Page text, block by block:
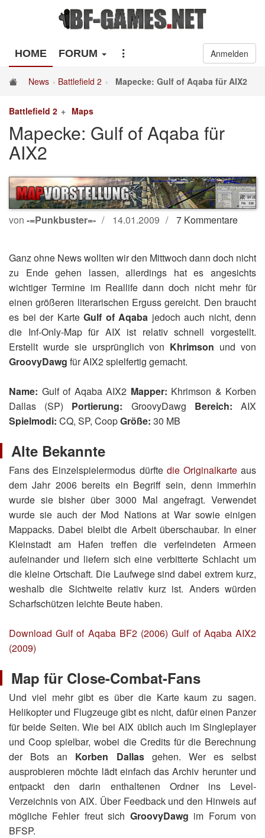
HOME FORUM Anmelden
News Battlefield 2 Mapecke: Gulf of Aqaba für AIX2
Battlefield 2 Maps
Mapecke: Gulf of Aqaba für
AIX2
von -=Punkbuster=- 14.01.2009 7 Kommentare
Ganz ohne News wollten wir den Mittwoch dann doch nicht
zu Ende gehen lassen, allerdings hat es angesichts
wichtiger Termine im Reallife dann doch nicht mehr für
einen größeren literarischen Erguss gereicht. Den braucht
es bei der Karte Gulf of Aqaba jedoch auch nicht, denn
die Inf-Only-Map für AIX ist relativ schnell vorgestellt.
Erstellt wurde sie ursprünglich von Khrimson und von
GroovyDawg für AIX2 spielfertig gemacht.
Name: Gulf of Aqaba AIX2 Mapper: Khrimson & Korben
Dallas (SP) Portierung: GroovyDawg Bereich: AIX
Spielmodi: CQ, SP, CoopGröße: 30 MB
Alte Bekannte
Fans des Einzelspielermodus dürfte die Originalkarteaus
dem Jahr 2006 bereits ein Begriff sein, denn immerhin
wurde sie bisher über 3000 Mal angefragt. Verwendet
wurde sie auch der Mod Nations at War sowie einigen
Mappacks. Dabei bleibt die Arbeit überschaubar. In einer
Kleinstadt am Hafen treffen die verfeindeten Armeen
aufeinander und liefern sich eine verbitterte Schlacht um
die kleine Ortschaft. Die Laufwege sind dabei extrem kurz,
weshalb die Sichtweite relativ kurz ist. Anders würden
Scharfschützen leichte Beute haben.
Download Gulf of Aqaba BF2 (2006) Gulf of Aqaba AIX2
(2009)
Map für Close-Combat-Fans
Und viel mehr gibt es über die Karte kaum zu sagen.
Helikopter und Flugzeuge gibt es nicht, dafür einen Panzer
für beide Seiten. Wie bei AIX üblich auch im Singleplayer
und Coop spielbar, wobei die Credits für die Berechnung
der Bots an Korben Dallasgehen. Wer es selbst
ausprobieren möchte lädt einfach das Archiv herunter und
entpackt den darin enthaltenen Ordner ins Level-
Verzeichnis von AIX. Über Feedback und den Hinweis auf
mögliche Fehler freut sich GroovyDawg im Forum von
BFSP.